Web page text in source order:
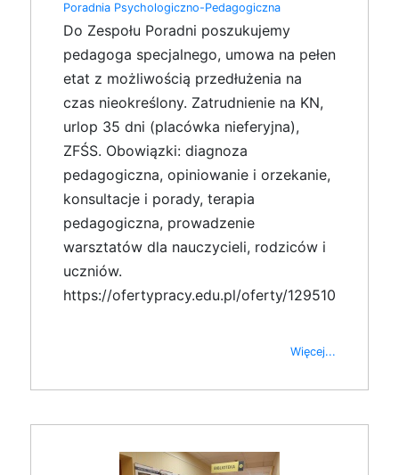
Poradnia Psychologiczno-Pedagogiczna
Do Zespołu Poradni poszukujemy
pedagoga specjalnego, umowa na pełen
etat z możliwością przedłużenia na
czas nieokreślony. Zatrudnienie na KN,
urlop 35 dni (placówka nieferyjna),
ZFŚS. Obowiązki: diagnoza
pedagogiczna, opiniowanie i orzekanie,
konsultacje i porady, terapia
pedagogiczna, prowadzenie
warsztatów dla nauczycieli, rodziców i
uczniów.
https://ofertypracy.edu.pl/oferty/129510
Więcej...